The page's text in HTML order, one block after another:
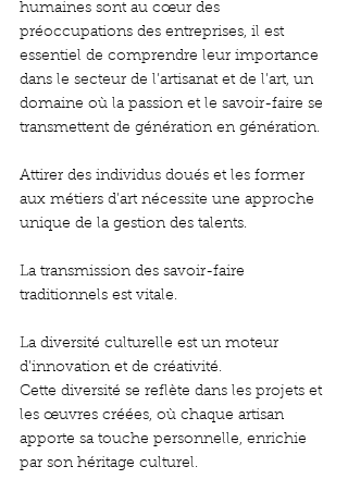
humaines sont au cœur des
préoccupations des entreprises, il est
essentiel de comprendre leur importance
dans le secteur de l’artisanat et de l’art, un
domaine où la passion et le savoir-faire se
transmettent de génération en génération.
Attirer des individus doués et les former
aux métiers d’art nécessite une approche
unique de la gestion des talents.
La transmission des savoir-faire
traditionnels est vitale.
La diversité culturelle est un moteur
d’innovation et de créativité.
Cette diversité se reflète dans les projets et
les œuvres créées, où chaque artisan
apporte sa touche personnelle, enrichie
par son héritage culturel.